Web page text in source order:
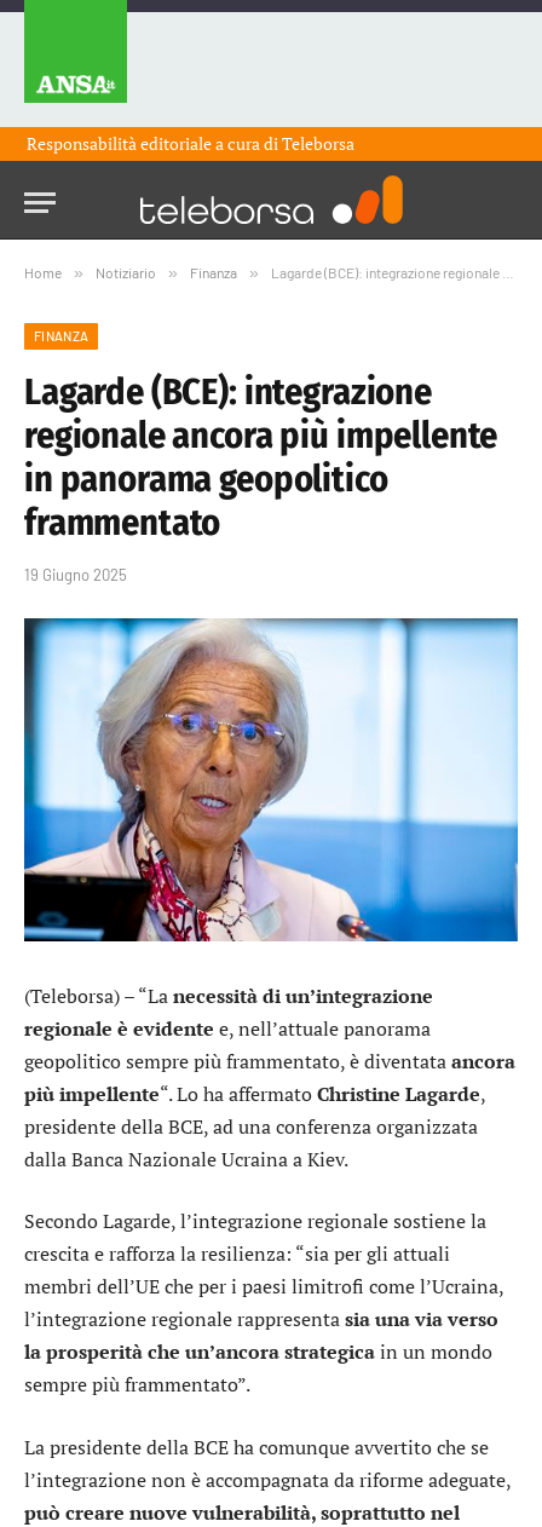
Responsabilità editoriale a cura diTeleborsa
Home » Notiziario » Finanza » Lagarde (BCE): integrazione regionale ancora più impellente in panorama geopolitico frammentato
FINANZA
Lagarde (BCE): integrazione
regionale ancora più impellente
in panorama geopolitico
frammentato
19 Giugno 2025
(Teleborsa) – “Lanecessità di un’integrazione
regionale è evidente e, nell’attuale panorama
geopolitico sempre più frammentato, è diventataancora
più impellente“. Lo ha affermatoChristine Lagarde,
presidente della BCE, ad una conferenza organizzata
dalla Banca Nazionale Ucraina a Kiev.
Secondo Lagarde, l’integrazione regionale sostiene la
crescita e rafforza la resilienza: “sia per gli attuali
membri dell’UE che per i paesi limitrofi come l’Ucraina,
l’integrazione regionale rappresentasia una via verso
la prosperità che un’ancora strategicain un mondo
sempre più frammentato”.
La presidente della BCE ha comunque avvertito che se
l’integrazione non è accompagnata da riforme adeguate,
può creare nuove vulnerabilità, soprattutto nel